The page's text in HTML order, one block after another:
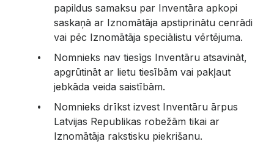
papildus samaksu par Inventāra apkopi
saskaņā ar Iznomātāja apstiprinātu cenrādi
vai pēc Iznomātāja speciālistu vērtējuma.
Nomnieks nav tiesīgs Inventāru atsavināt,
apgrūtināt ar lietu tiesībām vai pakļaut
jebkāda veida saistībām.
Nomnieks drīkst izvest Inventāru ārpus
Latvijas Republikas robežām tikai ar
Iznomātāja rakstisku piekrišanu.